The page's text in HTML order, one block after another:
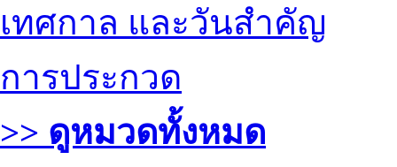
เทศกาล และวันสำคัญ
การประกวด
>> ดูหมวดทั้งหมด